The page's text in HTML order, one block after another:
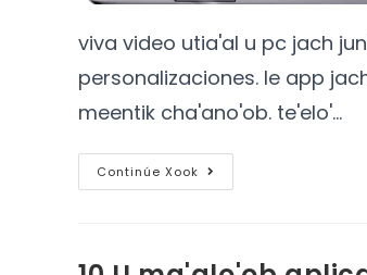
viva video utia'al u pc jach
personalizaciones. le app
meentik cha'ano'ob. te'elo'…
Continúe Xook